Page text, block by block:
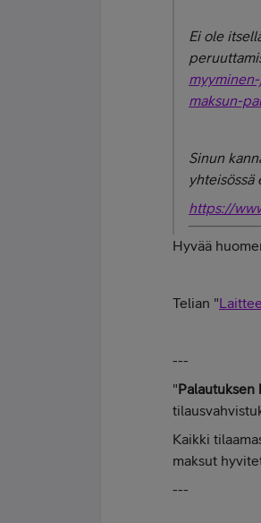
Ei ole
maksun-
Sinun
yhteisössä
https://
Hyvää
Telian "
---
"Palautuksen
Kaikki
maksut
---